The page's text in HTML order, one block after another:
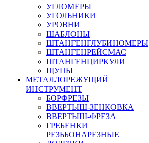
УГЛОМЕРЫ
УГОЛЬНИКИ
УРОВНИ
ШАБЛОНЫ
ШТАНГЕНГЛУБИНОМЕРЫ
ШТАНГЕНРЕЙСМАС
ШТАНГЕНЦИРКУЛИ
ЩУПЫ
МЕТАЛЛОРЕЖУЩИЙ
ИНСТРУМЕНТ
БОРФРЕЗЫ
ВВЕРТЫШ-ЗЕНКОВКА
ВВЕРТЫШ-ФРЕЗА
ГРЕБЕНКИ
РЕЗЬБОНАРЕЗНЫЕ